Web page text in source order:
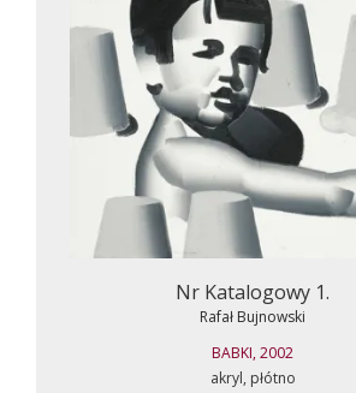
Nr Katalogowy 1.
Rafał Bujnowski
BABKI, 2002
akryl, płótno